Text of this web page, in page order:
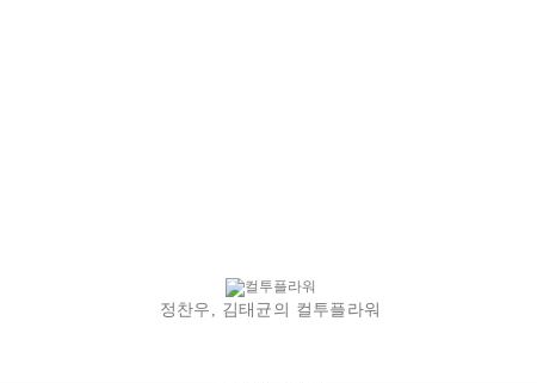
정찬우, 김태균의 컬투플라워